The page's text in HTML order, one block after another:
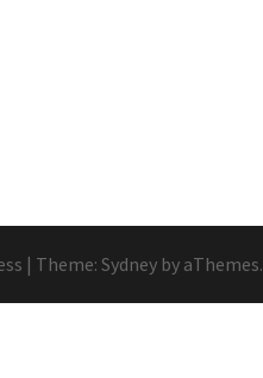
| Theme: Sydney by aThemes.